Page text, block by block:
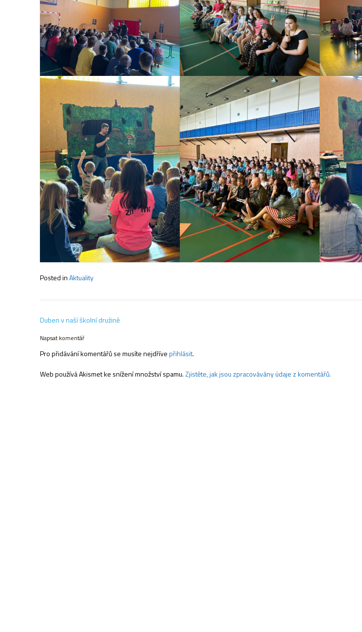
Posted inAktuality
Navigace
příspěvek
Duben v naší školní družině
Napsat komentář
Pro přidávání komentářů se musíte nejdřívepřihlásit.
Web používá Akismet ke snížení množství spamu.Zjistěte, jak jsou zpracovávány údaje z komentářů.